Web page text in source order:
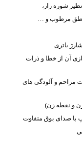
شوره زار،
مرطوب و …
باتری
آن از خطا و ذرات
مزاحم و آلودگی های
و نقطه زن)
با صدای بوق متفاوت